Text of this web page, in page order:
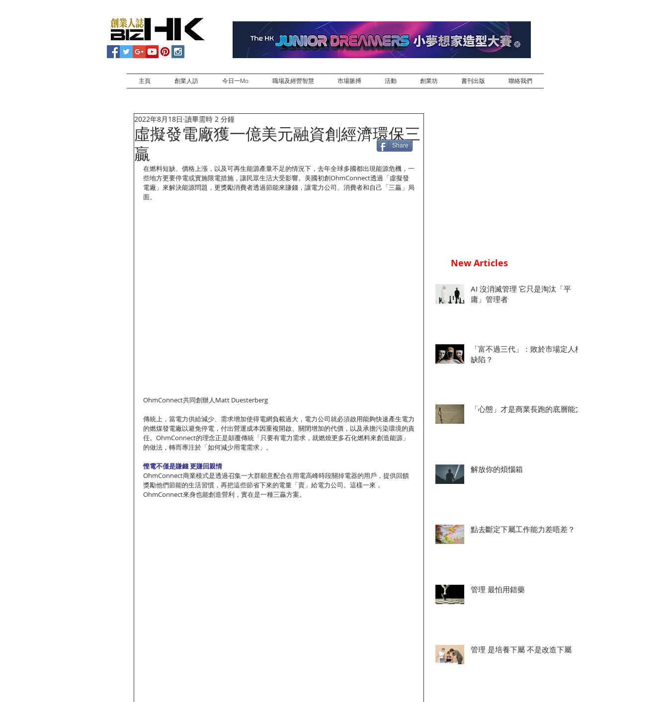
主頁 創業人訪 今日一Mo 職場及經營智慧 市場脈搏 活動 創業坊 書刊出版 聯絡我們
虛擬發電廠獲一億美元融資創經濟環保三
贏
2022年8月18日 讀畢需時 2 分鐘
在燃料短缺、價格上漲，以及可再生能源產量不足的情況下，去年全球多國都出現能源危機，一
些地方更要停電或實施限電措施，讓民眾生活大受影響。美國初創OhmConnect透過「虛擬發
電廠」來解決能源問題，更獎勵消費者透過節能來賺錢，讓電力公司、消費者和自己「三贏」局
面。
OhmConnect共同創辦人Matt Duesterberg
傳統上，當電力供給減少、需求增加使得電網負載過大，電力公司就必須啟用能夠快速產生電力
的燃煤發電廠以避免停電，付出營運成本因重複開啟、關閉增加的代價，以及承擔污染環境的責
任。OhmConnect的理念正是顛覆傳統「只要有電力需求，就燃燒更多石化燃料來創造能源」
的做法，轉而專注於「如何減少用電需求」。
慳電不僅是賺錢 更賺回親情
OhmConnect商業模式是透過召集一大群願意配合在用電高峰時段關掉電器的用戶，提供回饋
獎勵他們節能的生活習慣，再把這些節省下來的電量「賣」給電力公司。這樣一來，
OhmConnect來身也能創造營利，實在是一種三贏方案。
Share
New Articles
AI 沒消滅管理 它只是淘汰「平
庸」管理者
「富不過三代」：敗於市場定人格
缺陷？
「心態」才是商業長跑的底層能力
解放你的煩惱箱
點去斷定下屬工作能力差唔差？
管理 最怕用錯藥
管理 是培養下屬 不是改造下屬